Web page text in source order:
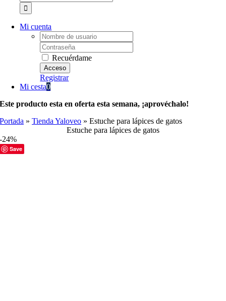
Mi cuenta
Username:
Password:
Recuérdame
Registrar
Mi cesta0
Este producto esta en oferta esta semana, ¡aprovéchalo!
Portada »Tienda Yaloveo »Estuche para lápices de gatos
Estuche para lápices de gatos
-24%
Save